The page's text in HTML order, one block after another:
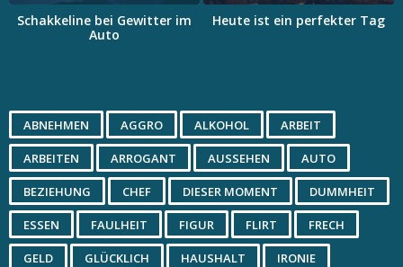
Schakkeline bei Gewitter im
Auto
Heute ist ein perfekter Tag
ABNEHMEN AGGRO ALKOHOL ARBEIT
ARBEITEN ARROGANT AUSSEHEN AUTO
BEZIEHUNG CHEF DIESER MOMENT DUMMHEIT
ESSEN FAULHEIT FIGUR FLIRT FRECH
GELD GLÜCKLICH HAUSHALT IRONIE